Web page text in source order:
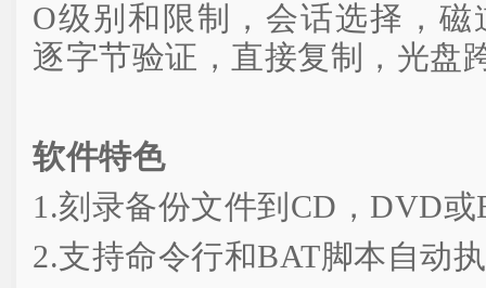
O级别和限制，会话选择，
逐字节验证，直接复制，光盘
软件特色
1.刻录备份文件到CD，DVD或
2.支持命令行和BAT脚本自动